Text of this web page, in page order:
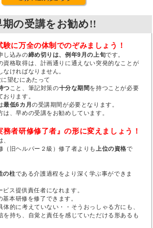
期の受講をお勧め!!
に万全の体制でのぞみましょう！
し込みの締め切りは、例年9月の上旬です。
資格取得は、計画通りに通えない突発的なことが
ければなりません。
望むにあたって
つこと、筆記対策の十分な期間を持つことが必要
おります。
最低6カ月の受講期間が必要となります。
は、早めの受講をお勧めしています。
者研修修了者』の形に変えましょう！
（旧ヘルパー２級）修了者よりも上位の資格で
の柱である介護過程をより深く学ぶ事ができま
ビス提供責任者になれます。
基本研修を修了できます。
体的に考えていない・・そうおっしゃる方にも、
を持ち、自覚と責任を感じていただける形あるも